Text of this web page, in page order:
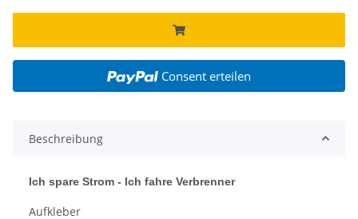
Consent erteilen
Beschreibung
Ich spare Strom - Ich fahre Verbrenner
Aufkleber